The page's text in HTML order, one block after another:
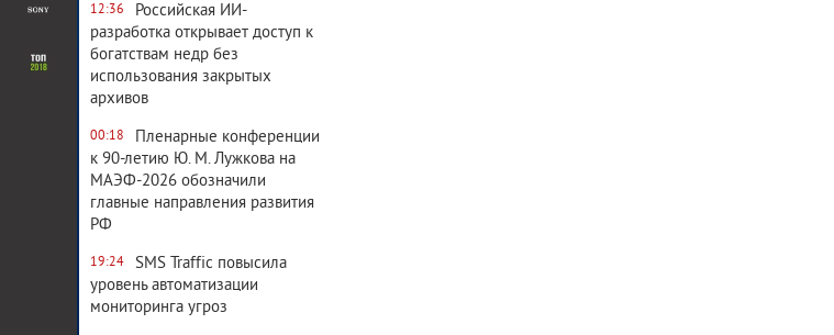
12:36
Российская ИИ-
разработка открывает доступ к
богатствам недр без
использования закрытых
архивов
00:18
Пленарные конференции
к 90-летию Ю. М. Лужкова на
МАЭФ-2026 обозначили
главные направления развития
РФ
19:24
SMS Traffic повысила
уровень автоматизации
мониторинга угроз